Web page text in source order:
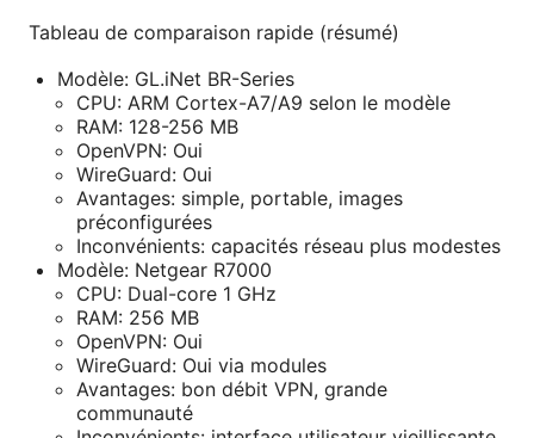
Tableau de comparaison rapide (résumé)
Modèle: GL.iNet BR-Series
CPU: ARM Cortex-A7/A9 selon le modèle
RAM: 128-256 MB
OpenVPN: Oui
WireGuard: Oui
Avantages: simple, portable, images
préconfigurées
Inconvénients: capacités réseau plus modestes
Modèle: Netgear R7000
CPU: Dual-core 1 GHz
RAM: 256 MB
OpenVPN: Oui
WireGuard: Oui via modules
Avantages: bon débit VPN, grande
communauté